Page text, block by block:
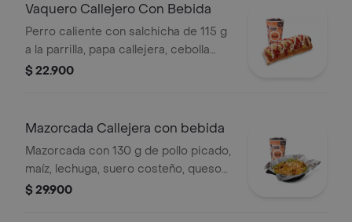
Vaquero Callejero Con Bebida
Perro caliente con salchicha de 115 g
a la parrilla, papa callejera, cebolla
picada, salsa blanca, salsa de tomate
$ 22.900
Mazorcada Callejera con bebida
Mazorcada con 130 g de pollo picado,
maíz, lechuga, suero costeño, queso
costeño, salsa BBQ, salsa Corral,
$ 29.900